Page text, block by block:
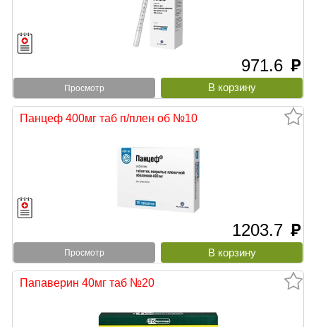
971.6 руб
Просмотр
Панцеф 400мг таб п/плен об №10
1203.7 руб
Просмотр
Папаверин 40мг таб №20